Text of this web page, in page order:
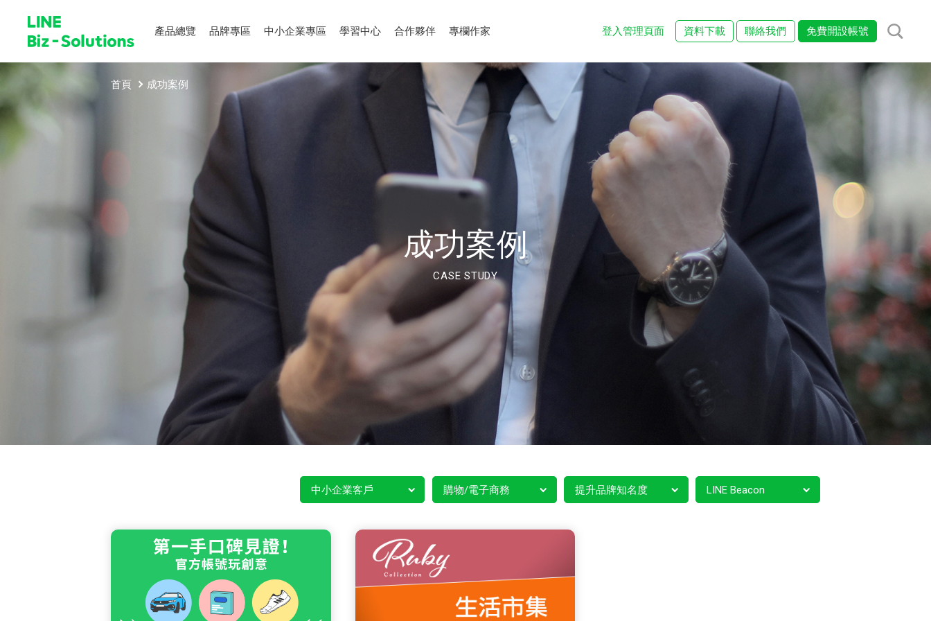
產品總覽 品牌專區 中小企業專區 學習中心 合作夥伴 專欄作家 登入管理頁面 資料下載 聯絡我們 免費開設帳號
首頁 成功案例
成功案例
CASE STUDY
中小企業客戶 購物/電子商務 提升品牌知名度 LINE Beacon